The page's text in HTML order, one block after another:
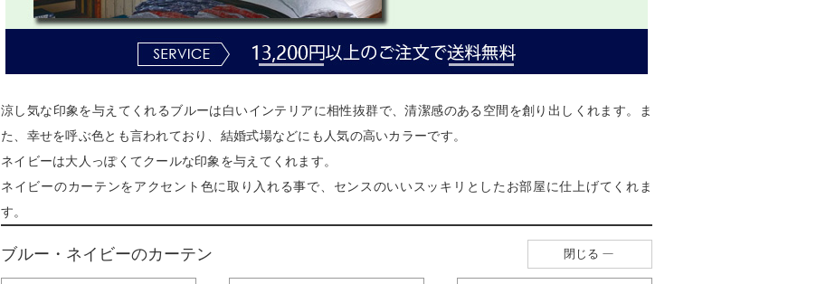
涼し気な印象を与えてくれるブルーは白いインテリアに相性抜群で、清潔感のある空間を創り出しくれます。ま
た、幸せを呼ぶ色とも言われており、結婚式場などにも人気の高いカラーです。
ネイビーは大人っぽくてクールな印象を与えてくれます。
ネイビーのカーテンをアクセント色に取り入れる事で、センスのいいスッキリとしたお部屋に仕上げてくれま
す。
ブルー・ネイビーのカーテン 閉じる